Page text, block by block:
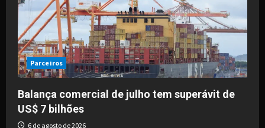
Parceiros
Balança comercial de julho tem superávit de
US$ 7 bilhões
6 de agosto de 2026